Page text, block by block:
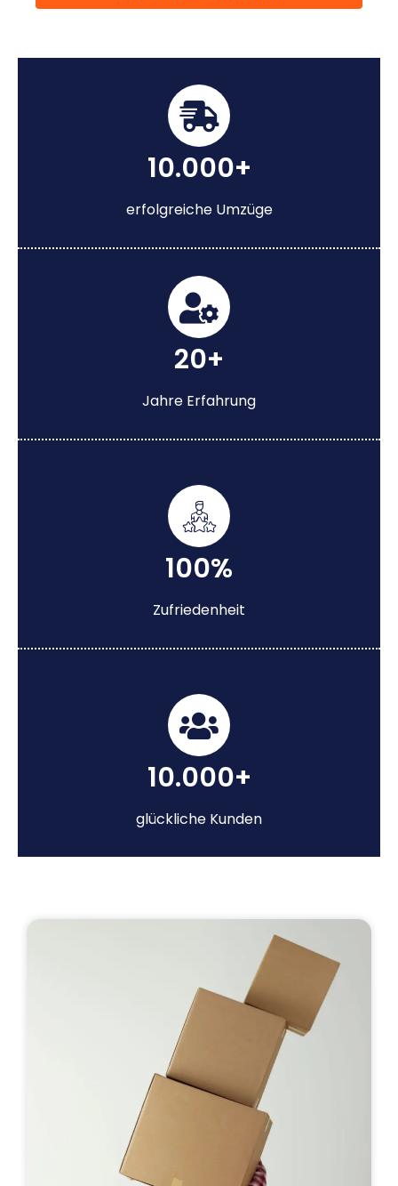
10.000+
erfolgreiche Umzüge
20+
Jahre Erfahrung
100%
Zufriedenheit
10.000+
glückliche Kunden